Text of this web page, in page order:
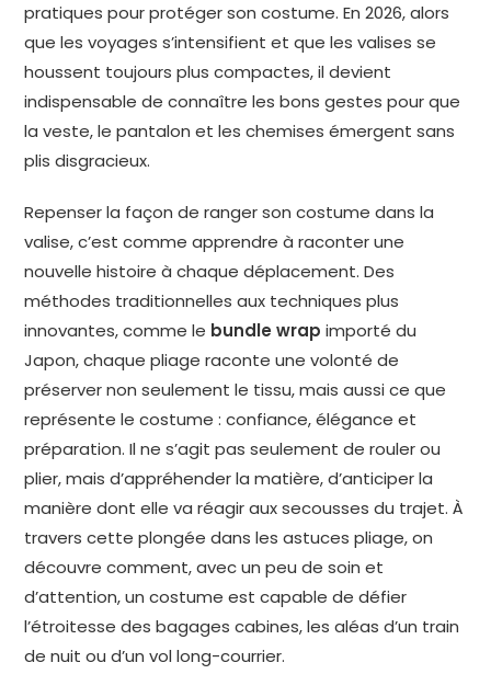
pratiques pour protéger son costume. En 2026, alors
que les voyages s’intensifient et que les valises se
houssent toujours plus compactes, il devient
indispensable de connaître les bons gestes pour que
la veste, le pantalon et les chemises émergent sans
plis disgracieux.
Repenser la façon de ranger son costume dans la
valise, c’est comme apprendre à raconter une
nouvelle histoire à chaque déplacement. Des
méthodes traditionnelles aux techniques plus
innovantes, comme le bundle wrap importé du
Japon, chaque pliage raconte une volonté de
préserver non seulement le tissu, mais aussi ce que
représente le costume : confiance, élégance et
préparation. Il ne s’agit pas seulement de rouler ou
plier, mais d’appréhender la matière, d’anticiper la
manière dont elle va réagir aux secousses du trajet. À
travers cette plongée dans les astuces pliage, on
découvre comment, avec un peu de soin et
d’attention, un costume est capable de défier
l’étroitesse des bagages cabines, les aléas d’un train
de nuit ou d’un vol long-courrier.